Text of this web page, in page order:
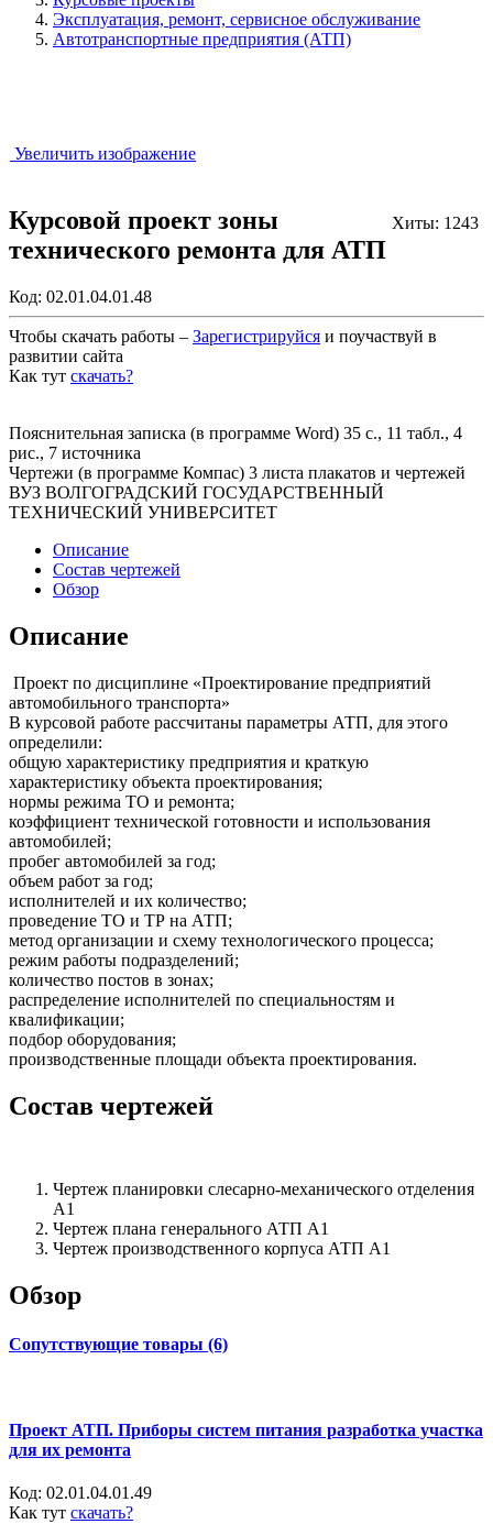
Эксплуатация, ремонт, сервисное обслуживание
Автотранспортные предприятия (АТП)
Увеличить изображение
Хиты: 1243
Курсовой проект зоны
технического ремонта для АТП
Код: 02.01.04.01.48
Чтобы скачать работы – Зарегистрируйся и поучаствуй в
развитии сайта
Как тут скачать?
Пояснительная записка (в программе Word) 35 с., 11 табл., 4
рис., 7 источника
Чертежи (в программе Компас) 3 листа плакатов и чертежей
ВУЗ ВОЛГОГРАДСКИЙ ГОСУДАРСТВЕННЫЙ
ТЕХНИЧЕСКИЙ УНИВЕРСИТЕТ
Описание
Состав чертежей
Обзор
Описание
Проект по дисциплине «Проектирование предприятий
автомобильного транспорта»
В курсовой работе рассчитаны параметры АТП, для этого
определили:
общую характеристику предприятия и краткую
характеристику объекта проектирования;
нормы режима ТО и ремонта;
коэффициент технической готовности и использования
автомобилей;
пробег автомобилей за год;
объем работ за год;
исполнителей и их количество;
проведение ТО и ТР на АТП;
метод организации и схему технологического процесса;
режим работы подразделений;
количество постов в зонах;
распределение исполнителей по специальностям и
квалификации;
подбор оборудования;
производственные площади объекта проектирования.
Состав чертежей
Чертеж планировки слесарно-механического отделения
А1
Чертеж плана генерального АТП А1
Чертеж производственного корпуса АТП А1
Обзор
Сопутствующие товары (6)
Проект АТП. Приборы систем питания разработка участка
для их ремонта
Код: 02.01.04.01.49
Как тут скачать?